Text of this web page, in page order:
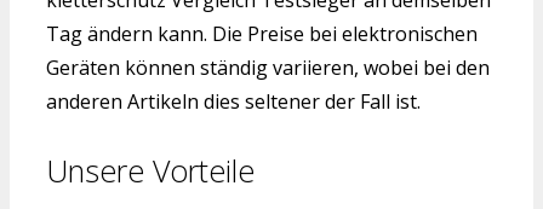
Tag ändern kann. Die Preise bei elektronischen
Geräten können ständig variieren, wobei bei den
anderen Artikeln dies seltener der Fall ist.
Unsere Vorteile